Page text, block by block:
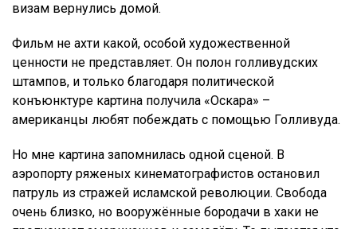
визам вернулись домой.
Фильм не ахти какой, особой художественной
ценности не представляет. Он полон голливудских
штампов, и только благодаря политической
конъюнктуре картина получила «Оскара» –
американцы любят побеждать с помощью Голливуда.
Но мне картина запомнилась одной сценой. В
аэропорту ряженых кинематографистов остановил
патруль из стражей исламской революции. Свобода
очень близко, но вооружённые бородачи в хаки не